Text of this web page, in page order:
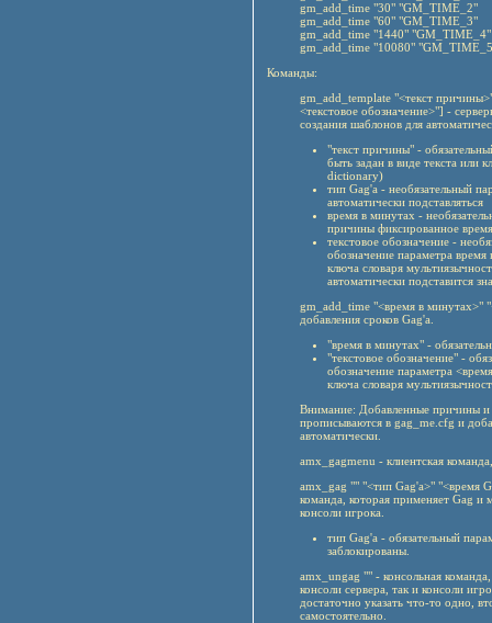
gm_add_time "30" "GM_TIME_2"
gm_add_time "60" "GM_TIME_3"
gm_add_time "1440" "GM_TIME_4"
gm_add_time "10080"
Команды:
gm_add_template "<текст
<текстовое обозначение>"] -
создания шаблонов для
"текст причины" -
быть задан в виде текста или
dictionary)
тип Gag'а - необязательный
автоматически подставляться
время в минутах -
причины фиксированное
текстовое обозначение -
обозначение параметра
ключа словаря
автоматически подставится
gm_add_time "<время в минутах>"
добавления сроков Gag'а.
"время в минутах" -
"текстовое обозначение" -
обозначение параметра
ключа словаря
Внимание: Добавленные причины
прописываются в gag_me.cfg и
автоматически.
amx_gagmenu - клиентская
amx_gag "" "<тип Gag'а>" "<время
команда, которая применяет Gag и
консоли игрока.
тип Gag'а - обязательный
заблокированы.
amx_ungag "" - консольная
консоли сервера, так и консоли
достаточно указать что-то одно,
самостоятельно.